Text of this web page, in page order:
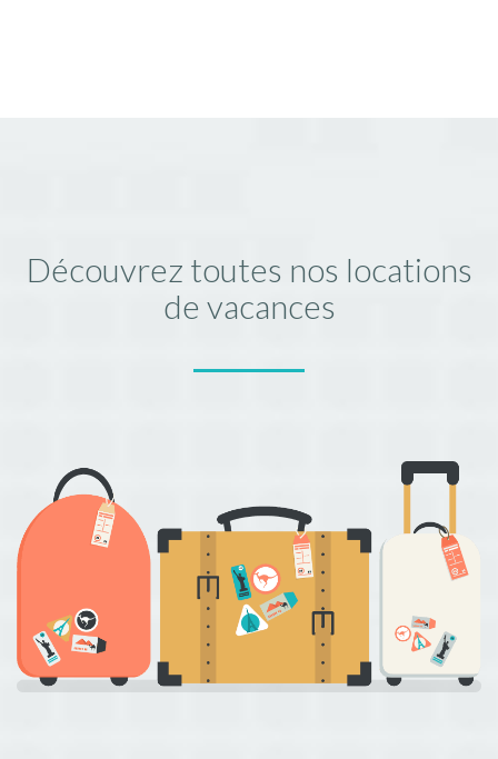
Découvrez toutes nos locations
de vacances